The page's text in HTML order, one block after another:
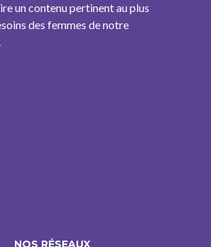
un contenu pertinent au plus
des femmes de notre
NOS RÉSEAUX